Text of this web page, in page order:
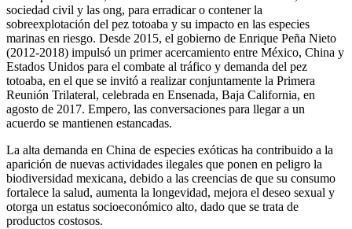
sociedad civil y las ong, para erradicar o contener la
sobreexplotación del pez totoaba y su impacto en las especies
marinas en riesgo. Desde 2015, el gobierno de Enrique Peña Nieto
(2012-2018) impulsó un primer acercamiento entre México, China y
Estados Unidos para el combate al tráfico y demanda del pez
totoaba, en el que se invitó a realizar conjuntamente la Primera
Reunión Trilateral, celebrada en Ensenada, Baja California, en
agosto de 2017. Empero, las conversaciones para llegar a un
acuerdo se mantienen estancadas.
La alta demanda en China de especies exóticas ha contribuido a la
aparición de nuevas actividades ilegales que ponen en peligro la
biodiversidad mexicana, debido a las creencias de que su consumo
fortalece la salud, aumenta la longevidad, mejora el deseo sexual y
otorga un estatus socioeconómico alto, dado que se trata de
productos costosos.